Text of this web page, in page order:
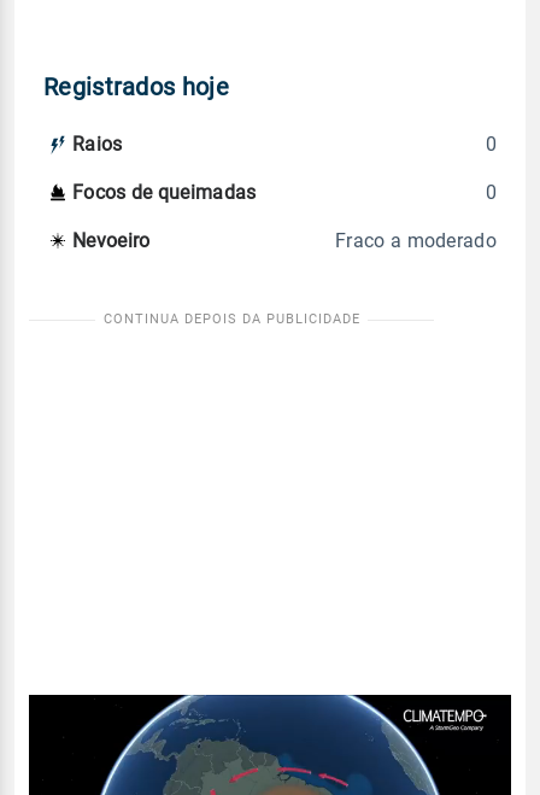
Registrados hoje
Raios 0
Focos de queimadas 0
Nevoeiro Fraco a moderado